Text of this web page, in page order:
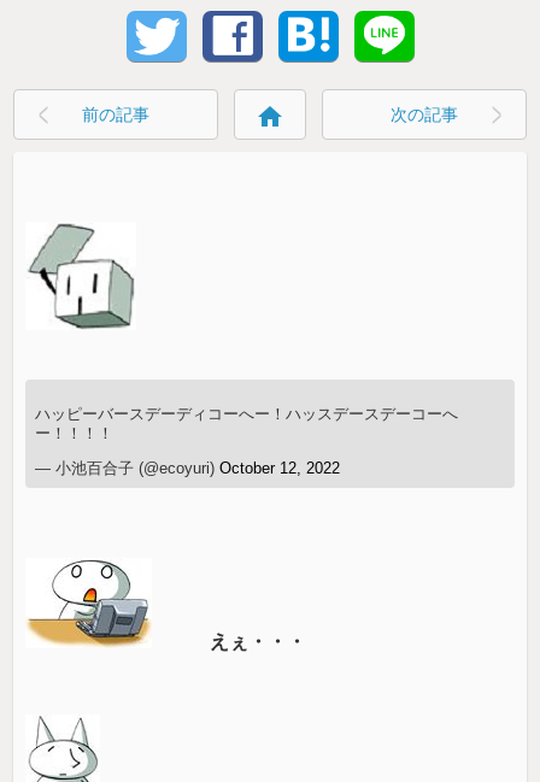
前の記事 home 次の記事
ハッピーバースデーディコーへー！ハッスデースデーコーへ
ー！！！！
— 小池百合子 (@ecoyuri)October 12, 2022
えぇ・・・